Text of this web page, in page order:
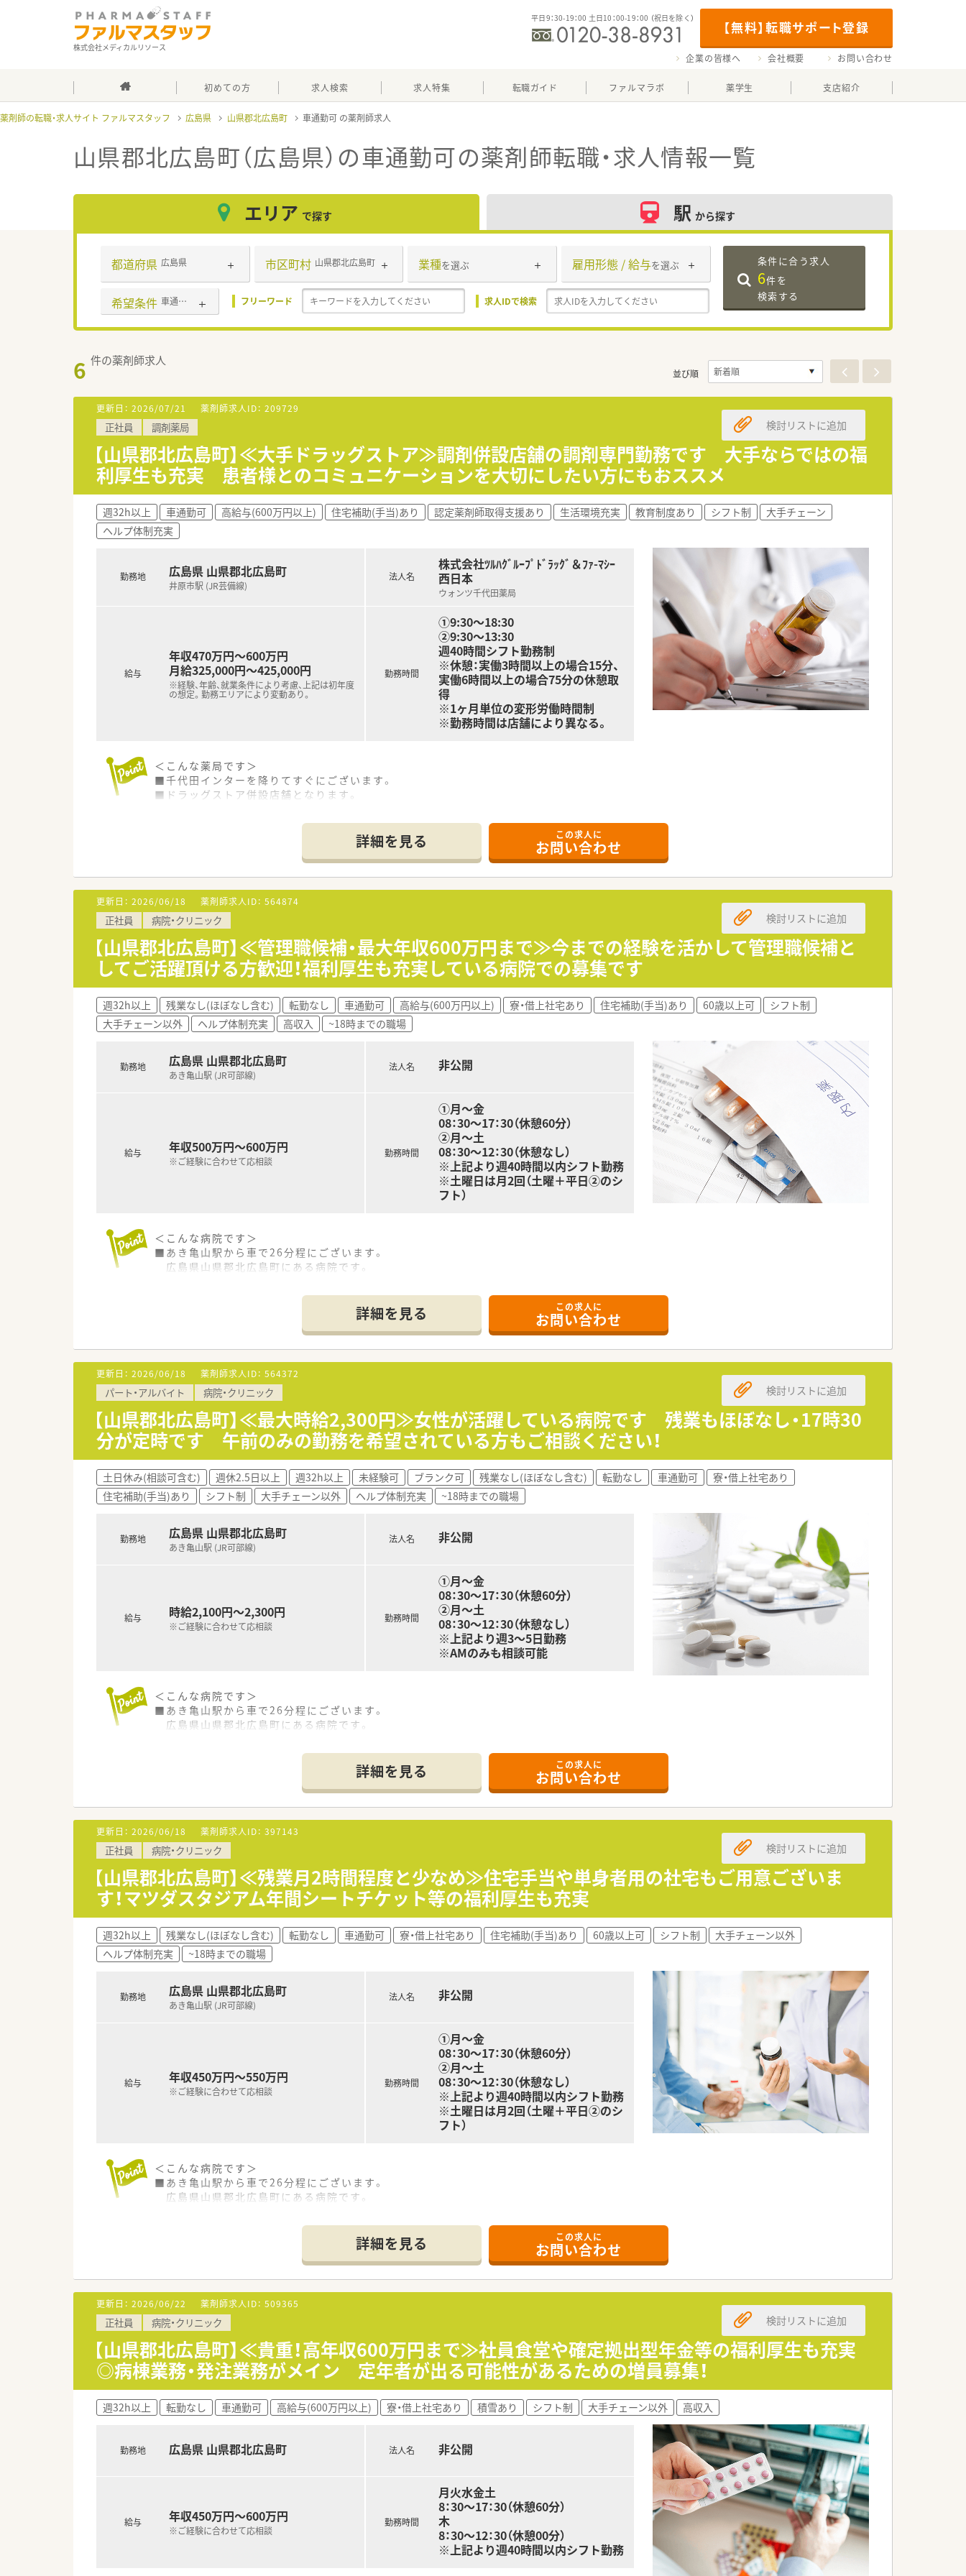
株式会社メディカルリソース
【無料】転職サポート登録
平日9：30-19：00 土日10：00-19：00 （祝日を除く）
企業の皆様へ 会社概要 お問い合わせ
初めての方 求人検索 求人特集 転職ガイド ファルマラボ 薬学生 支店紹介
薬剤師の転職・求人サイト ファルマスタッフ 広島県 山県郡北広島町 車通勤可
山県郡北広島町（広島県）の車通勤可の薬剤師転職・求人情報一覧
エリア で探す 駅 から探す
都道府県 広島県 市区町村 山県郡北広島町 業種を選ぶ 雇用形態 / 給与を選ぶ
希望条件 車通勤可 フリーワード 求人IDで検索
条件に合う求人
6件を
検索する
6 件の薬剤師求人
並び順
更新日： 2026/07/21 薬剤師求人ID： 209729
正社員 調剤薬局
【山県郡北広島町】≪大手ドラッグストア≫調剤併設店舗の調剤専門勤務です 大手ならではの福
利厚生も充実 患者様とのコミュニケーションを大切にしたい方にもおススメ
検討リストに追加
週32h以上 車通勤可 高給与(600万円以上) 住宅補助(手当)あり 認定薬剤師取得支援あり 生活環境充実 教育制度あり シフト制
大手チェーン
ヘルプ体制充実
勤務地 広島県 山県郡北広島町
井原市駅 (JR芸備線)
給与
年収470万円～600万円
月給325,000円～425,000円
※経験、年齢、就業条件により考慮、上記は初年度
の想定。勤務エリアにより変動あり。
法人名
株式会社ﾂﾙﾊｸﾞﾙｰﾌﾟﾄﾞﾗｯｸﾞ＆ﾌｧ-ﾏｼｰ
西日本
ウォンツ千代田薬局
勤務時間
①9:30～18:30
②9:30～13:30
週40時間シフト勤務制
※休憩：実働3時間以上の場合15分、
実働6時間以上の場合75分の休憩取
得
※1ヶ月単位の変形労働時間制
※勤務時間は店舗により異なる。
＜こんな薬局です＞
■千代田インターを降りてすぐにございます。
■ドラッグストア併設店舗となります。
■待合スペースには背もたれ付きのソファもあり、
体調がすぐれないお客様にもゆっくりお待ち頂けます。
併設店舗なので、待ち時間の間に買い物を済まされる
患者様もいらっしゃいます。
■薬局近辺に血圧計等も設置しており、
地域の患者様の皆さまの健康をサポートしています。
※配属店舗は面接次第で最終決定となります。
通勤圏内にて当店舗以外での配属となる場合がございます。
＜設備も充実＞
■監査システムなどの調剤設備も導入しており、
リスクマネジメントも徹底しています。
機械化を進める事により、効率よいお仕事が可能となります。
＜業務内容＞
■1日の処方箋枚数は20枚前後です。
■ドラッグストア併設店舗ですが、
調剤薬局業務専任でご勤務頂きます。
e-ラーニングの補助制度もあり資格取得に関しても
会社からのバックアップがございます。
■年間で10店舗以上の新規出店を継続しており、
新卒採用に関しても中国地方で最も入社人数が多い法人です。
薬剤師の平均年齢は33歳です。
調剤業務（調剤・投薬・監査・在宅）がメインとなり、
OTCについての知識も深まるためこれから必要な「マルチの力」が身につきます。
■医療事務との業務分担を行い、薬剤師の業務負担軽減を行っています。
■近隣に店舗数が多く、フォロー体制も整っています。
■働き方改革に沿って、有給休暇消化が促進されています。
■残業については「サービス残業」はございません。
各店舗基本的に残業は少ないため、調剤併設店でも18時半～19時までに
は帰宅できる店舗がほとんどです。
＜こんな方にもオススメ＞
■調剤の経験を積みつつ、OTCも学べる環境に身を置きたい方
■幅広い処方箋に触れて知識向上に努めたい方
等々…
詳細を見る この求人に
お問い合わせ
更新日： 2026/06/18 薬剤師求人ID： 564874
正社員 病院・クリニック
【山県郡北広島町】≪管理職候補・最大年収600万円まで≫今までの経験を活かして管理職候補と
してご活躍頂ける方歓迎！福利厚生も充実している病院での募集です
検討リストに追加
週32h以上 残業なし(ほぼなし含む) 転勤なし 車通勤可 高給与(600万円以上) 寮・借上社宅あり 住宅補助(手当)あり 60歳以上可
シフト制
大手チェーン以外
ヘルプ体制充実 高収入 ~18時までの職場
勤務地 広島県 山県郡北広島町
あき亀山駅 (JR可部線)
給与 年収500万円～600万円
※ご経験に合わせて応相談
法人名 非公開
勤務時間
①月～金
08：30～17：30（休憩60分）
②月～土
08：30～12：30（休憩なし）
※上記より週40時間以内シフト勤務
※土曜日は月2回（土曜＋平日②のシ
フト）
＜こんな病院です＞
■あき亀山駅から車で26分程にございます。
広島県山県郡北広島町にある病院です。
■残業は月2時間程度と残業はほとんどございません。
■今いらっしゃる常勤の方が退職またはパートへ
切り替えを検討しているため、募集している状況です。
■単身者用の社宅や住宅手当もございます。
遠方からのお問い合わせも歓迎です。
転居が必要な方については10万円までの赴任費用が相談可能です。
＜業務内容＞
■病院内の調剤業務や服薬指導を対応頂きます。
＜研修制度＞
■現場でのOJT研修となります。
＜法人特徴＞
その実現のためスタッフ一同、これからも力をあわせ、
微力ながら地域医療に役立つことを目指しております。
■福利厚生も充実しています。
マツダスタジアム年間シートチケット、千代田公園内ジム利用 等
＜こんな方にもオススメ＞
■今までの経験を活かして管理職を目指したい方
詳細を見る この求人に
お問い合わせ
更新日： 2026/06/18 薬剤師求人ID： 564372
パート・アルバイト 病院・クリニック
【山県郡北広島町】≪最大時給2,300円≫女性が活躍している病院です 残業もほぼなし・17時30
分が定時です 午前のみの勤務を希望されている方もご相談ください！
検討リストに追加
土日休み(相談可含む) 週休2.5日以上 週32h以上 未経験可 ブランク可 残業なし(ほぼなし含む) 転勤なし 車通勤可
寮・借上社宅あり
住宅補助(手当)あり
シフト制 大手チェーン以外 ヘルプ体制充実 ~18時までの職場
勤務地 広島県 山県郡北広島町
あき亀山駅 (JR可部線)
給与 時給2,100円～2,300円
※ご経験に合わせて応相談
法人名 非公開
勤務時間
①月～金
08：30～17：30（休憩60分）
②月～土
08：30～12：30（休憩なし）
※上記より週3～5日勤務
※AMのみも相談可能
＜こんな病院です＞
■あき亀山駅から車で26分程にございます。
広島県山県郡北広島町にある病院です。
■残業は月2時間程度と残業はほとんどございません。
■今いらっしゃる常勤の方が退職またはパートへ
切り替えを検討しているため、募集している状況です。
■単身者用についても相談可能です。
※就業規則による。
＜業務内容＞
■病院内の調剤業務や服薬指導を対応頂きます。
＜研修制度＞
■現場でのOJT研修となります。
＜法人特徴＞
■「安心のある暮し」を念頭において、
微力ながら地域医療に役立つことを目指しております。
■福利厚生も充実しています。
例）医療費補助制度、冬用タイヤ補助制度、
■残業の少ない先でプライベートも充実させたい方
■自然豊かな地域で暮らしたい方
少しでも気になった方はお問い合わせくださいませ
詳細を見る この求人に
お問い合わせ
更新日： 2026/06/18 薬剤師求人ID： 397143
正社員 病院・クリニック
【山県郡北広島町】≪残業月2時間程度と少なめ≫住宅手当や単身者用の社宅もご用意ございま
す！マツダスタジアム年間シートチケット等の福利厚生も充実
検討リストに追加
週32h以上 残業なし(ほぼなし含む) 転勤なし 車通勤可 寮・借上社宅あり 住宅補助(手当)あり 60歳以上可 シフト制
大手チェーン以外
ヘルプ体制充実
~18時までの職場
勤務地 広島県 山県郡北広島町
あき亀山駅 (JR可部線)
給与 年収450万円～550万円
※ご経験に合わせて応相談
法人名 非公開
勤務時間
①月～金
08：30～17：30（休憩60分）
②月～土
08：30～12：30（休憩なし）
※上記より週40時間以内シフト勤務
※土曜日は月2回（土曜＋平日②のシ
フト）
＜こんな病院です＞
■あき亀山駅から車で26分程にございます。
広島県山県郡北広島町にある病院です。
■残業は月2時間程度と残業はほとんどございません。
■今いらっしゃる常勤の方が退職またはパートへ
切り替えを検討しているため、募集している状況です。
■単身者用の社宅や住宅手当もございます。
遠方からのお問い合わせも歓迎です。
転居が必要な方については10万円までの赴任費用が相談可能です。
＜業務内容＞
■病院内の調剤業務や服薬指導を対応頂きます。
＜研修制度＞
■現場でのOJT研修となります。
■「安心のある暮し」を念頭において、
その実現のためスタッフ一同、これからも力をあわせ、
マツダスタジアム年間シートチケット、千代田公園内ジム利用 等
詳細を見る この求人に
お問い合わせ
更新日： 2026/06/22 薬剤師求人ID： 509365
正社員 病院・クリニック
【山県郡北広島町】≪貴重！高年収600万円まで≫社員食堂や確定拠出型年金等の福利厚生も充実
◎病棟業務・発注業務がメイン 定年者が出る可能性があるための増員募集！
検討リストに追加
週32h以上 転勤なし 車通勤可 高給与(600万円以上) 寮・借上社宅あり 積雪あり シフト制 大手チェーン以外 高収入
勤務地 広島県 山県郡北広島町
給与 年収450万円～600万円
※ご経験に合わせて応相談
法人名 非公開
勤務時間
月火水金土
8：30～17：30（休憩60分）
木
8：30～12：30（休憩00分）
※上記より週40時間以内シフト勤務